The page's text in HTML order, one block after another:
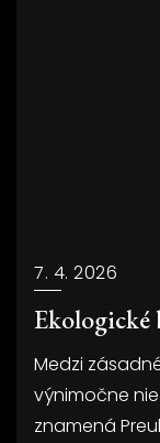
7. 4. 2026
Ekologické
Medzi
výnimočne
znamená